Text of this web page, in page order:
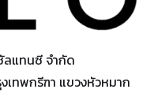
ลแทนซี จำกัด
เทพกรีฑา แขวงหัวหมาก